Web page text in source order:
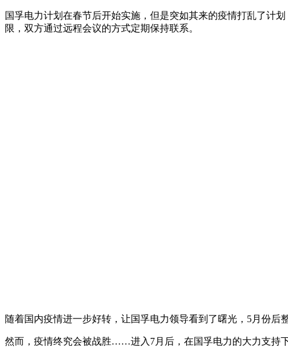
国孚电力计划在春节后开始实施，但是突如其来的疫情打乱了计
限，双方通过远程会议的方式定期保持联系。
随着国内疫情进一步好转，让国孚电力领导看到了曙光，5月份后
然而，疫情终究会被战胜……进入7月后，在国孚电力的大力支持